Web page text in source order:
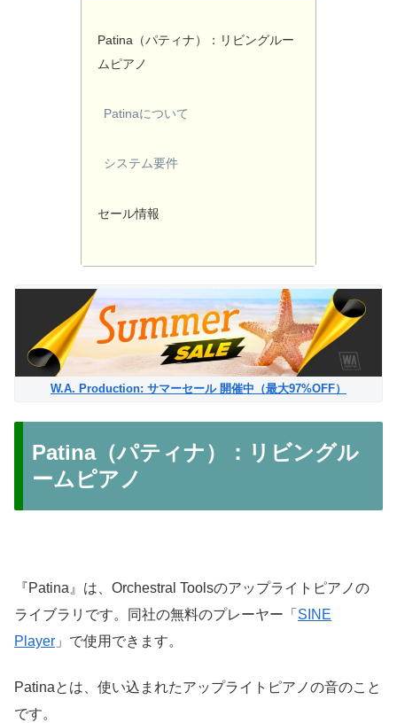
Patina（パティナ）：リビングルー
ムピアノ
Patinaについて
システム要件
セール情報
W.A. Production: サマーセール 開催中（最大97%OFF）
Patina（パティナ）：リビングル
ームピアノ
『Patina』は、Orchestral Toolsのアップライトピアノの
ライブラリです。同社の無料のプレーヤー「 SINE
Player 」で使用できます。
Patinaとは、使い込まれたアップライトピアノの音のこと
です。